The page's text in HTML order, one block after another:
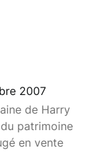
2007
de Harry
patrimoine
en vente